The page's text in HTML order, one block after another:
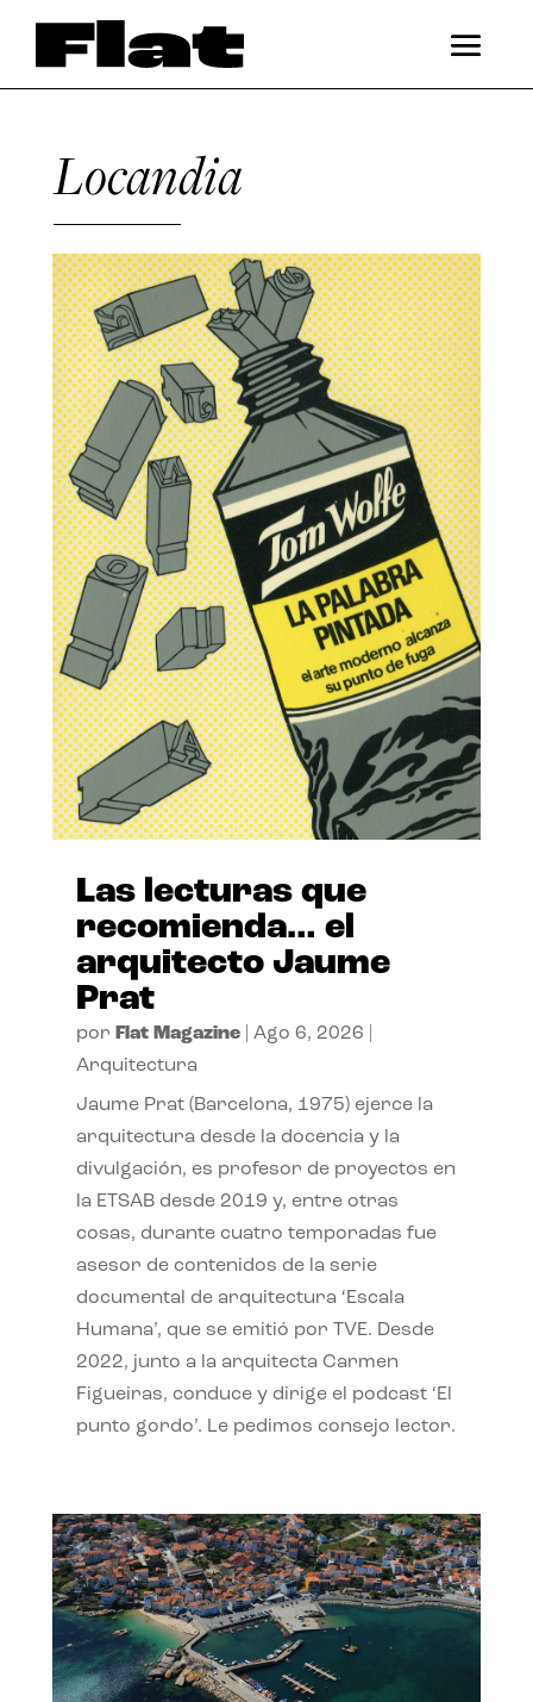
Locandia
Las lecturas que
recomienda… el
arquitecto Jaume
Prat
por Flat Magazine| Ago 6, 2026
Arquitectura
Jaume Prat (Barcelona, 1975) ejerce la
arquitectura desde la docencia y la
divulgación, es profesor de proyectos en
la ETSAB desde 2019 y, entre otras
cosas, durante cuatro temporadas fue
asesor de contenidos de la serie
documental de arquitectura ‘Escala
Humana’, que se emitió por TVE. Desde
2022, junto a la arquitecta Carmen
Figueiras, conduce y dirige el podcast ‘El
punto gordo’. Le pedimos consejo lector.